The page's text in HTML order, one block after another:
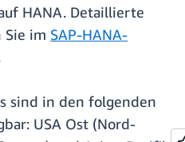
HANA. Detaillierte
im SAP-HANA-
sind in den folgenden
USA Ost (Nord-